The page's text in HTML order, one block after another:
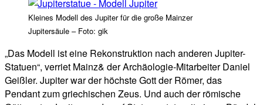
Kleines Modell des Jupiter für die große Mainzer
Jupitersäule – Foto: gik
„Das Modell ist eine Rekonstruktion nach anderen Jupiter-
Statuen“, verriet Mainz& der Archäologie-Mitarbeiter Daniel
Geißler. Jupiter war der höchste Gott der Römer, das
Pendant zum griechischen Zeus. Und auch der römische